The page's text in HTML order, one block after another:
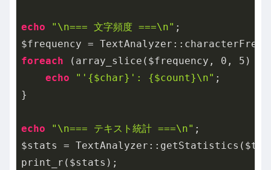
echo "\n=== 文字頻度 ===\n" ;
foreach (array_slice($frequency, 0 , 5 )
echo
"'{$char}': {$count}\n" ;
}
echo "\n=== テキスト統計 ===\n" ;
$stats =